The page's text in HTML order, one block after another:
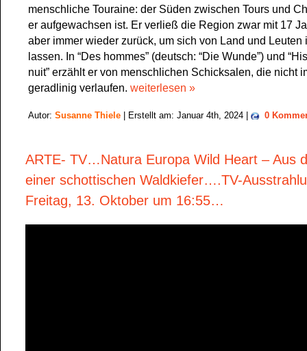
menschliche Touraine: der Süden zwischen Tours und
er aufgewachsen ist. Er verließ die Region zwar mit 17
aber immer wieder zurück, um sich von Land und Leuten
lassen. In “Des hommes” (deutsch: “Die Wunde”) und
nuit” erzählt er von menschlichen Schicksalen, die nicht
geradlinig verlaufen. weiterlesen »
Autor: Susanne Thiele | Erstellt am: Januar 4th, 2024 | 0
ARTE- TV…Natura Europa Wild Heart – Aus
einer schottischen Waldkiefer….TV-
Freitag, 13. Oktober um 16:55…